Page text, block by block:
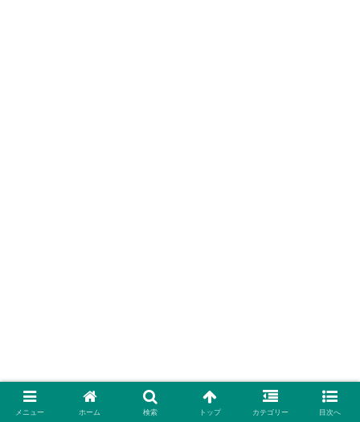
メニュー ホーム 検索 トップ カテゴリー 目次へ